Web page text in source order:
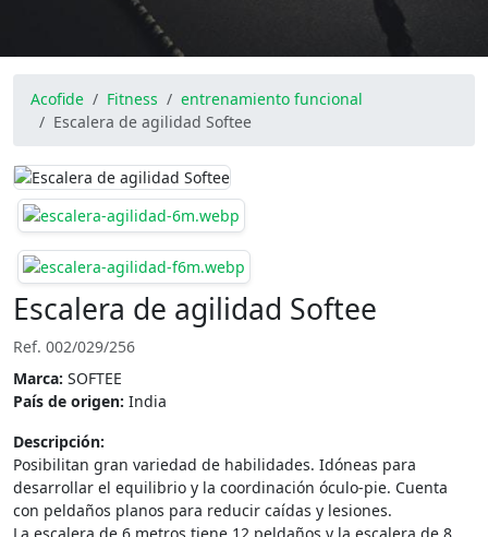
Acofide Fitness
entrenamiento funcional
Escalera de agilidad Softee
Escalera de agilidad Softee
Ref. 002/029/256
Marca: SOFTEE
País de origen: India
Descripción:
Posibilitan gran variedad de habilidades. Idóneas para
desarrollar el equilibrio y la coordinación óculo-pie. Cuenta
con peldaños planos para reducir caídas y lesiones.